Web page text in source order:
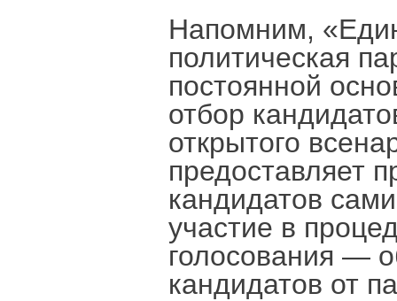
Напомним,
политическая
постоянной
отбор
открытого
предоставляет
кандидатов
участие в
голосования —
кандидатов от